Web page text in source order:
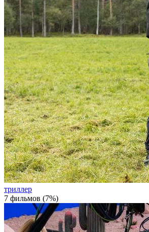
триллер
7 фильмов (7%)